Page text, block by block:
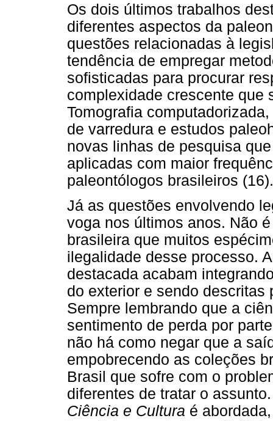
Os dois últimos trabalhos
diferentes aspectos da
questões relacionadas à
tendência de empregar
sofisticadas para procurar
complexidade crescente que
Tomografia
de varredura e estudos
novas linhas de pesquisa
aplicadas com maior
paleontólogos brasileiros (16).
Já as questões envolvendo
voga nos últimos anos. Não
brasileira que muitos
ilegalidade desse processo.
destacada acabam
do exterior e sendo descritas
Sempre lembrando que a
sentimento de perda por
não há como negar que a
empobrecendo as coleções
Brasil que sofre com o
diferentes de tratar o
Ciência e Cultura é